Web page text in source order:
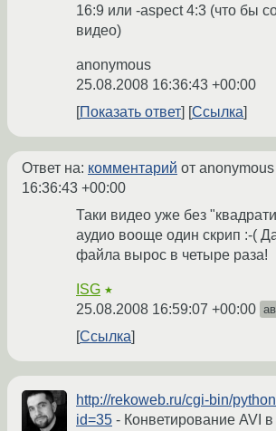
16:9 или -aspect 4:3 (что бы
видео)
anonymous
25.08.2008 16:36:43 +00:00
Показать ответ
Ссылка
Ответ на: комментарий от anonymous
16:36:43 +00:00
Таки видео уже без
аудио вооще один скрип :-(
файла вырос в четыре раза!
ISG ★
25.08.2008 16:59:07 +00:00
Ссылка
http://rekoweb.ru/cgi-bin/
id=35 - Конветирование AVI